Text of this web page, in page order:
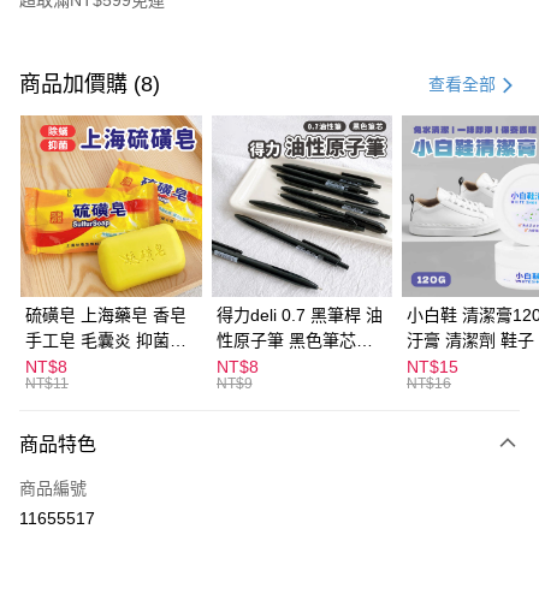
信用卡一次付款
超商取貨付款
LINE Pay
Apple Pay
街口支付
悠遊付
ATM付款
全家取貨付款
每筆NT$60，滿NT$599(含以上)免運費
付款後全家取貨
商品加價購 (8) 查看全部
硫磺皂 上海藥皂 香皂
手工皂 毛囊炎 抑菌除
蟎 清潔護膚 去油去痘
寵物皮膚病 狗狗貓咪
NT$8
NT$11
得力deli 0.7 黑筆桿 油
性原子筆 黑色筆芯
S304
NT$8
NT$9
小白鞋 清潔膏
汙膏 清潔劑 鞋子
漬 白皮鞋 鞋油
NT$15
NT$16
商品特色
商品編號
11655517